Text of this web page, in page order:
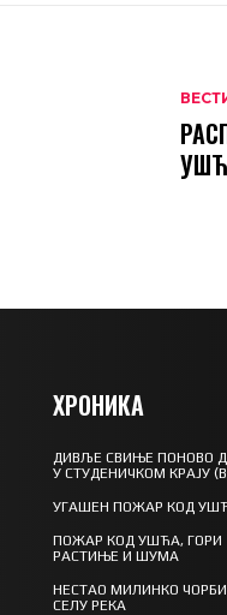
ХРОНИКА
ДИВЉЕ СВИЊЕ ПОНОВО
У СТУДЕНИЧКОМ КРАЈУ
УГАШЕН ПОЖАР КОД
ПОЖАР КОД УШЋА, ГОРИ
РАСТИЊЕ И ШУМА
НЕСТАО МИЛИНКО
СЕЛУ РЕКА